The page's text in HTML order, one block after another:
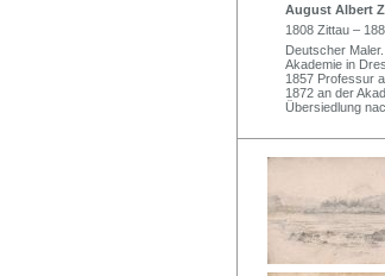
August Albert
1808 Zittau –
Deutscher
Akademie in
1857 Professur
1872 an der
Übersiedlung